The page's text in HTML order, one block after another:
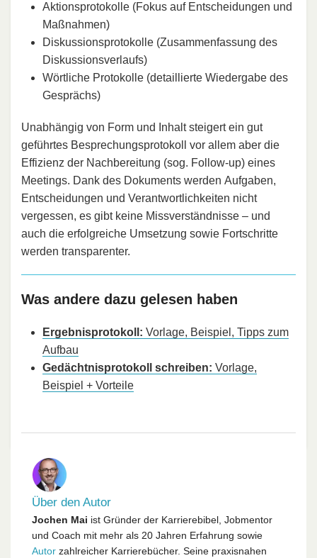
Aktionsprotokolle (Fokus auf Entscheidungen und
Maßnahmen)
Diskussionsprotokolle (Zusammenfassung des
Diskussionsverlaufs)
Wörtliche Protokolle (detaillierte Wiedergabe des
Gesprächs)
Unabhängig von Form und Inhalt steigert ein gut
geführtes Besprechungsprotokoll vor allem aber die
Effizienz der Nachbereitung (sog. Follow-up) eines
Meetings. Dank des Dokuments werden Aufgaben,
Entscheidungen und Verantwortlichkeiten nicht
vergessen, es gibt keine Missverständnisse – und
auch die erfolgreiche Umsetzung sowie Fortschritte
werden transparenter.
Was andere dazu gelesen haben
Ergebnisprotokoll: Vorlage, Beispiel, Tipps zum
Aufbau
Gedächtnisprotokoll schreiben: Vorlage,
Beispiel + Vorteile
Über den Autor
Jochen Mai ist Gründer der Karrierebibel, Jobmentor
und Coach mit mehr als 20 Jahren Erfahrung sowie
Autor zahlreicher Karrierebücher. Seine praxisnahen